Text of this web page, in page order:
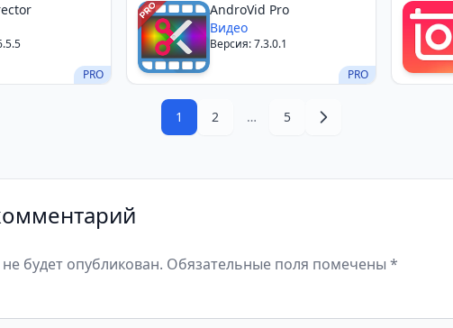
PRO
PRO
AndroVid Pro
Видео
Версия: 7.3.0.1
1 2 … 5
будет опубликован. Обязательные поля помечены *